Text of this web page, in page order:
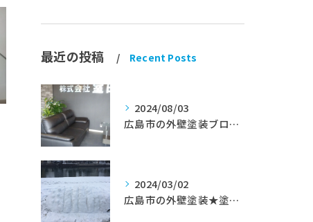
最近の投稿 Recent Posts
2024/08/03
広島市の外壁塗装ブログ★室田工業★塗替えマスターズ★外壁リフォーム
2024/03/02
広島市の外壁塗装★塗替えマスターズ★ブログ「初めて家を手入れするのに」